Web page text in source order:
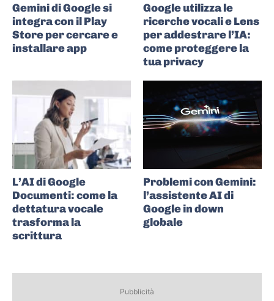
Gemini di Google si
integra con il Play
Store per cercare e
installare app
Google utilizza le
ricerche vocali e Lens
per addestrare l’IA:
come proteggere la
tua privacy
L’AI di Google
Documenti: come la
dettatura vocale
trasforma la
scrittura
Problemi con Gemini:
l’assistente AI di
Google in down
globale
Pubblicità